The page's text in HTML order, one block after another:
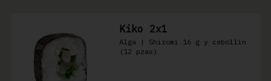
Kiko 2x1
Alga | Shiromi 16 g y cebollin
(12 pzas)